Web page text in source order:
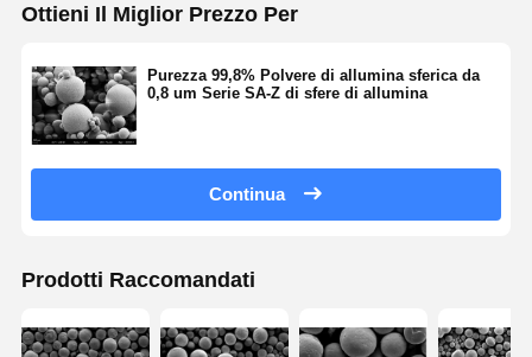
Casa Prodotti
Ottieni Il Miglior Prezzo Per
Purezza 99,8% Polvere di allumina sferica da
0,8 um Serie SA-Z di sfere di allumina
Continua
Prodotti Raccomandati